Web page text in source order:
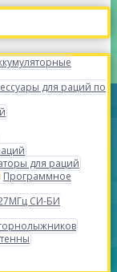
для раций по
для раций
Программное
СИ-БИ